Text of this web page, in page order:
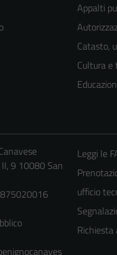
Appalti
Catasto,
Cultura e
9 10080 San
Leggi le
ufficio
Richiesta